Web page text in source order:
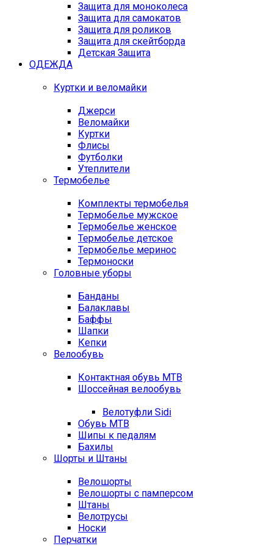
Защита для моноколеса
Защита для самокатов
Защита для роликов
Защита для скейтборда
Детская Защита
ОДЕЖДА
Куртки и веломайки
Джерси
Веломайки
Куртки
Флисы
Футболки
Утеплители
Термобелье
Комплекты термобелья
Термобелье мужское
Термобелье женское
Термобелье детское
Термобелье меринос
Термоноски
Головные уборы
Банданы
Балаклавы
Баффы
Шапки
Кепки
Велообувь
Контактная обувь MTB
Шоссейная велообувь
Велотуфли Sidi
Обувь MTB
Шипы к педалям
Бахилы
Шорты и Штаны
Велошорты
Велошорты с памперсом
Штаны
Велотрусы
Носки
Перчатки